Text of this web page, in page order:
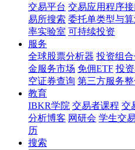
交易平台 交易应用程序
易所搜索 委托单类型与
率实验室 可持续投资
服务
全球股票分析器 投资组
金服务市场 免佣ETF 投
空证券查询 第三方服务整
教育
IBKR学院 交易者课程 交
分析博客 网研会 学生交
历
搜索